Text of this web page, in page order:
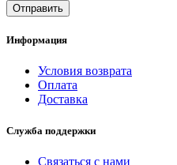
Отправить
Информация
Условия возврата
Оплата
Доставка
Служба поддержки
Связаться с нами